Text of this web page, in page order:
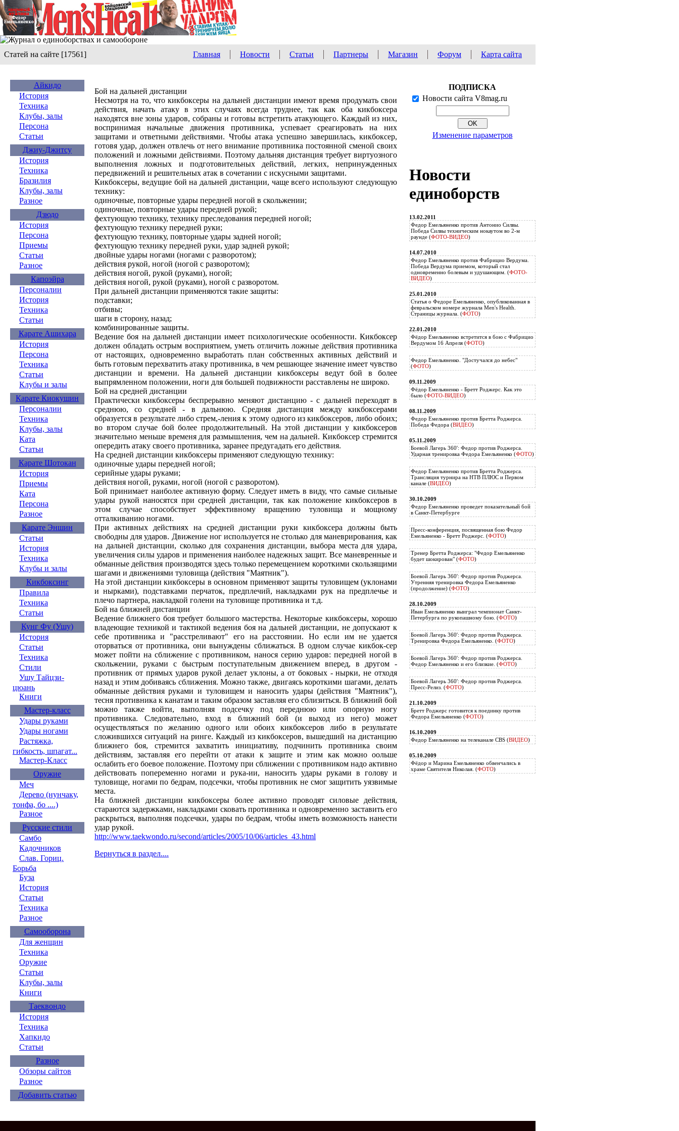
Статей на сайте [17561] Главная Новости Статьи Партнеры Магазин Форум Карта сайта
Айкидо
История
Техника
Клубы, залы
Персона
Статьи
Джиу-Джитсу
История
Техника
Бразилия
Клубы, залы
Разное
Дзюдо
История
Персона
Приемы
Статьи
Разное
Капоэйра
Персоналии
История
Техника
Статьи
Карате Ашихара
История
Персона
Техника
Статьи
Клубы и залы
Карате Киокушин
Персоналии
Техника
Клубы, залы
Ката
Статьи
Карате Шотокан
История
Приемы
Ката
Персона
Разное
Карате Эншин
Статьи
История
Техника
Клубы и залы
Кикбоксинг
Правила
Техника
Статьи
Кунг Фу (Ушу)
История
Статьи
Техника
Стили
Ушу Тайцзи-
цюань
Книги
Мастер-класс
Удары руками
Удары ногами
Растяжка,
гибкость, шпагат...
Мастер-Класс
Оружие
Меч
Дерево (нунчаку,
тонфа, бо ....)
Разное
Русские стили
Самбо
Кадочников
Слав. Гориц.
Борьба
Буза
История
Статьи
Техника
Разное
Самооборона
Для женщин
Техника
Оружие
Статьи
Клубы, залы
Книги
Таеквондо
История
Техника
Хапкидо
Статьи
Разное
Обзоры сайтов
Разное
Добавить статью
Бой на дальней дистанции
Несмотря на то, что кикбоксеры на дальней дистанции имеют время продумать свои
действия, начать атаку в этих случаях всегда труднее, так как оба кикбоксера
находятся вне зоны ударов, собраны и готовы встретить атакующего. Каждый из них,
воспринимая начальные движения противника, успевает среагировать на них
защитами и ответными действиями. Чтобы атака успешно завершилась, кикбоксер,
готовя удар, должен отвлечь от него внимание противника постоянной сменой своих
положений и ложными действиями. Поэтому дальняя дистанция требует виртуозного
выполнения ложных и подготовительных действий, легких, непринужденных
передвижений и решительных атак в сочетании с искусными защитами.
Кикбоксеры, ведущие бой на дальней дистанции, чаще всего используют следующую
технику:
одиночные, повторные удары передней ногой в скольжении;
одиночные, повторные удары передней рукой;
фехтующую технику, технику преследования передней ногой;
фехтующую технику передней руки;
фехтующую технику, повторные удары задней ногой;
фехтующую технику передней руки, удар задней рукой;
двойные удары ногами (ногами с разворотом);
действия рукой, ногой (ногой с разворотом);
действия ногой, рукой (руками), ногой;
действия ногой, рукой (руками), ногой с разворотом.
При дальней дистанции применяются такие защиты:
подставки;
отбивы;
шаги в сторону, назад;
комбинированные защиты.
Ведение боя на дальней дистанции имеет психологические особенности. Кикбоксер
должен обладать острым восприятием, уметь отличить ложные действия противника
от настоящих, одновременно выработать план собственных активных действий и
быть готовым перехватить атаку противника, в чем решающее значение имеет чувство
дистанции и времени. На дальней дистанции кикбоксеры ведут бой в более
выпрямленном положении, ноги для большей подвижности расставлены не широко.
Бой на средней дистанции
Практически кикбоксеры беспрерывно меняют дистанцию - с дальней переходят в
среднюю, со средней - в дальнюю. Средняя дистанция между кикбоксерами
образуется в результате либо стрем,-ления к этому одного из кикбоксеров, либо обоих;
во втором случае бой более продолжительный. На этой дистанции у кикбоксеров
значительно меньше временя для размышления, чем на дальней. Кикбоксер стремится
опередить атаку своего противника, заранее предугадать его действия.
На средней дистанции кикбоксеры применяют следующую технику:
одиночные удары передней ногой;
серийные удары руками;
действия ногой, руками, ногой (ногой с разворотом).
Бой принимает наиболее активную форму. Следует иметь в виду, что самые сильные
удары рукой наносятся при средней дистанции, так как положение кикбоксеров в
этом случае способствует эффективному вращению туловища и мощному
отталкиванию ногами.
При активных действиях на средней дистанции руки кикбоксера должны быть
свободны для ударов. Движение ног используется не столько для маневрирования, как
на дальней дистанции, сколько для сохранения дистанции, выбора места для удара,
увеличения силы ударов и применения наиболее надежных защит. Все маневренные и
обманные действия производятся здесь только перемещением короткими скользящими
шагами и движениями туловища (действия "Маятник").
На этой дистанции кикбоксеры в основном применяют защиты туловищем (уклонами
и нырками), подставками перчаток, предплечий, накладками рук на предплечье и
плечо партнера, накладкой голени на туловище противника и т.д.
Бой на ближней дистанции
Ведение ближнего боя требует большого мастерства. Некоторые кикбоксеры, хорошо
владеющие техникой и тактикой ведения боя на дальней дистанции, не допускают к
себе противника и "расстреливают" его на расстоянии. Но если им не удается
оторваться от противника, они вынуждены сближаться. В одном случае кикбок-сер
может пойти на сближение с противником, нанося серию ударов: передней ногой в
скольжении, руками с быстрым поступательным движением вперед, в другом -
противник от прямых ударов рукой делает уклоны, а от боковых - нырки, не отходя
назад и этим добиваясь сближения. Можно также, двигаясь короткими шагами, делать
обманные действия руками и туловищем и наносить удары (действия "Маятник"),
тесня противника к канатам и таким образом заставляя его сблизиться. В ближний бой
можно также войти, выполняя подсечку под переднюю или опорную ногу
противника. Следовательно, вход в ближний бой (и выход из него) может
осуществляться по желанию одного или обоих кикбоксеров либо в результате
сложившихся ситуаций на ринге. Каждый из кикбоксеров, вышедший на дистанцию
ближнего боя, стремится захватить инициативу, подчинить противника своим
действиям, заставляя его перейти от атаки к защите и этим как можно оольше
ослабить его боевое положение. Поэтому при сближении с противником надо активно
действовать попеременно ногами и рука-ии, наносить удары руками в голову и
туловище, ногами по бедрам, подсечки, чтобы противник не смог защитить уязвимые
места.
На ближней дистанции кикбоксеры более активно проводят силовые действия,
стараются задержками, накладками сковать противника и одновременно заставить его
раскрыться, выполняя подсечки, удары по бедрам, чтобы иметь возможность нанести
удар рукой.
http://www.taekwondo.ru/second/articles/2005/10/06/articles_43.html
Вернуться в раздел....
ПОДПИСКА
Новости сайта V8mag.ru
Изменение параметров
Новости
единоборств
13.02.2011
Федор Емельяненко против Антонио Силвы.
Победа Силвы техническим нокаутом во 2-м
раунде (ФОТО-ВИДЕО)
14.07.2010
Федор Емельяненко против Фабрицио Вердума.
Победа Вердума приемом, который стал
одновременно болевым и удушающим. (ФОТО-
ВИДЕО)
25.01.2010
Статья о Федоре Емельяненко, опубликованная в
февральском номере журнала Men's Health.
Страницы журнала. (ФОТО)
22.01.2010
Фёдор Емельяненко встретится в бою с Фабрицио
Вердумом 16 Апреля (ФОТО)
Федор Емельяненко. "Достучался до небес"
(ФОТО)
09.11.2009
Фёдор Емельяненко - Бретт Роджерс. Как это
было (ФОТО-ВИДЕО)
08.11.2009
Федор Емельяненко против Бретта Роджерса.
Победа Федора (ВИДЕО)
05.11.2009
Боевой Лагерь 360': Федор против Роджерса.
Ударная тренировка Федора Емельяненко (ФОТО)
Федор Емельяненко против Бретта Роджерса.
Трансляция турнира на НТВ ПЛЮС и Первом
канале (ВИДЕО)
30.10.2009
Федор Емельяненко проведет показательный бой
в Санкт-Петербурге
Пресс-конференция, посвященная бою Федор
Емельяненко - Бретт Роджерс. (ФОТО)
Тренер Бретта Роджерса: "Федор Емельяненко
будет шокирован" (ФОТО)
Боевой Лагерь 360': Федор против Роджерса.
Утренняя тренировка Федора Емельяненко
(продолжение) (ФОТО)
28.10.2009
Иван Емельяненко выиграл чемпионат Санкт-
Петербурга по рукопашному бою. (ФОТО)
Боевой Лагерь 360': Федор против Роджерса.
Тренировка Федора Емельяненко. (ФОТО)
Боевой Лагерь 360': Федор против Роджерса.
Федор Емельяненко и его близкие. (ФОТО)
Боевой Лагерь 360': Федор против Роджерса.
Пресс-Релиз. (ФОТО)
21.10.2009
Бретт Роджерс готовится к поединку против
Федора Емельяненко (ФОТО)
16.10.2009
Федор Емельяненко на телеканале CBS (ВИДЕО)
05.10.2009
Фёдор и Марина Емельяненко обвенчались в
храме Святителя Николая. (ФОТО)